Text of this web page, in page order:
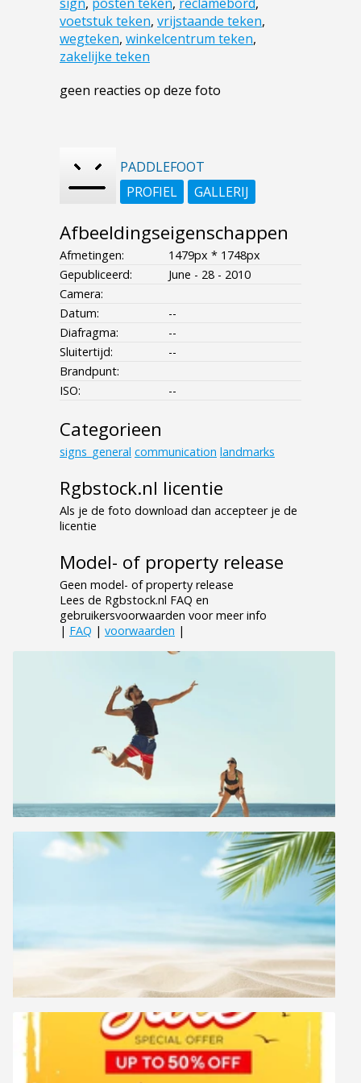
voetstuk teken, vrijstaande teken,
wegteken, winkelcentrum teken,
zakelijke teken
geen reacties op deze foto
PADDLEFOOT
PROFIEL
GALLERIJ
Afbeeldingseigenschappen
Afmetingen:
1479px * 1748px
Gepubliceerd:
June - 28 - 2010
Camera:
Datum:
--
Diafragma:
--
Sluitertijd:
--
Brandpunt:
ISO:
--
Categorieen
signs_general communication landmarks
Rgbstock.nl licentie
Als je de foto download dan accepteer je de
licentie
Model- of property release
Geen model- of property release
Lees de Rgbstock.nl FAQ en
gebruikersvoorwaarden voor meer info
| FAQ | voorwaarden |